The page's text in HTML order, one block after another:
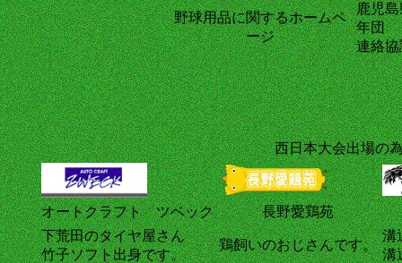
野球用品に関するホームペ
ージ
鹿児
年団
連絡協
西日本大会出場の
オートクラフト ツベック
長野愛鶏苑
下荒田のタイヤ屋さん
竹子ソフト出身です。
鶏飼いのおじさんです。
溝
溝